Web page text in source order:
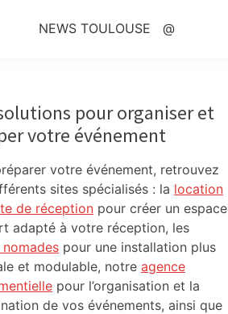
NEWS TOULOUSE @
pour organiser et
votre événement
votre événement, retrouvez
sites spécialisés : la location
de réception pour créer un espace
adapté à votre réception, les
pour une installation plus
et modulable, notre agence
pour l’organisation et la
de vos événements, ainsi que